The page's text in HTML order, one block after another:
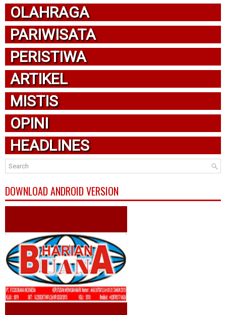
OLAHRAGA
PARIWISATA
PERISTIWA
ARTIKEL
MISTIS
OPINI
HEADLINES
DOWNLOAD ANDROID VERSION